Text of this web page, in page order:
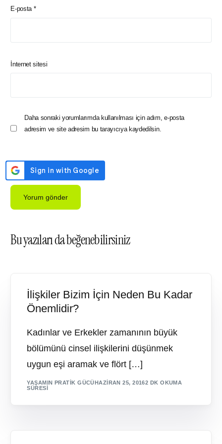
E-posta *
İnternet sitesi
Daha sonraki yorumlarımda kullanılması için adım, e-posta
adresim ve site adresim bu tarayıcıya kaydedilsin.
Bu yazıları da beğenebilirsiniz
İlişkiler Bizim İçin Neden Bu Kadar
Önemlidir?
Kadınlar ve Erkekler zamanının büyük
bölümünü cinsel ilişkilerini düşünmek
uygun eşi aramak ve flört […]
YAŞAMIN PRATIK GÜCÜHAZIRAN 25, 20162 DK OKUMA
SÜRESI